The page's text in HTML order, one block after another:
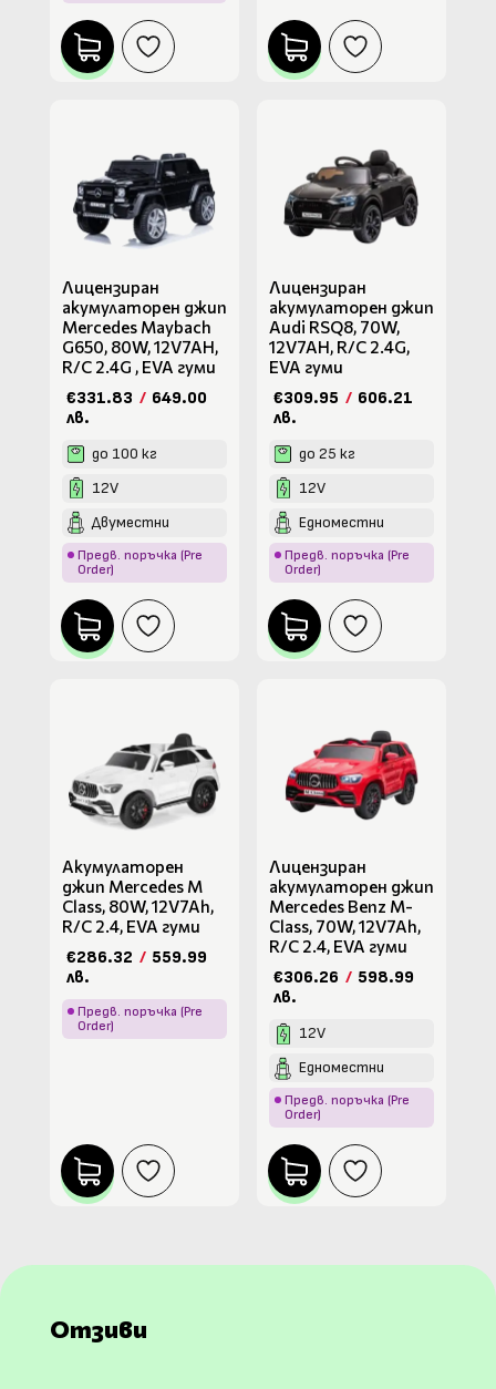
Лицензиран
акумулаторен джип
Mercedes Maybach
G650, 80W, 12V7AH,
R/C 2.4G , EVA гуми
€331.83 / 649.00
лв.
до 100 кг
12V
Двуместни
Предв. поръчка (Pre
Order)
Лицензиран
акумулаторен джип
Audi RSQ8, 70W,
12V7AH, R/C 2.4G,
EVA гуми
€309.95 / 606.21
лв.
до 25 кг
12V
Едноместни
Предв. поръчка (Pre
Order)
Акумулаторен
джип Mercedes M
Class, 80W, 12V7Ah,
R/C 2.4, EVA гуми
€286.32 / 559.99
лв.
Предв. поръчка (Pre
Order)
Лицензиран
акумулаторен джип
Mercedes Benz M-
Class, 70W, 12V7Ah,
R/C 2.4, EVA гуми
€306.26 / 598.99
лв.
12V
Едноместни
Предв. поръчка (Pre
Order)
Отзиви